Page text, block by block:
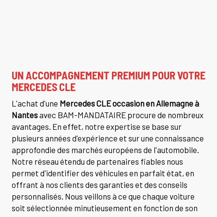
UN ACCOMPAGNEMENT PREMIUM POUR VOTRE
MERCEDES CLE
L'achat d'une Mercedes CLE occasion en Allemagne à
Nantesavec BAM-MANDATAIRE procure de nombreux
avantages. En effet, notre expertise se base sur
plusieurs années d'expérience et sur une connaissance
approfondie des marchés européens de l'automobile.
Notre réseau étendu de partenaires fiables nous
permet d'identifier des véhicules en parfait état, en
offrant à nos clients des garanties et des conseils
personnalisés. Nous veillons à ce que chaque voiture
soit sélectionnée minutieusement en fonction de son